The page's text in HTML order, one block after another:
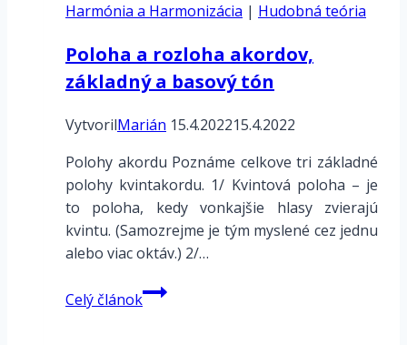
Harmónia a Harmonizácia | Hudobná teória
Poloha a rozloha akordov,
základný a basový tón
VytvorilMarián 15.4.202215.4.2022
Polohy akordu Poznáme celkove tri základné
polohy kvintakordu. 1/ Kvintová poloha – je
to poloha, kedy vonkajšie hlasy zvierajú
kvintu. (Samozrejme je tým myslené cez jednu
alebo viac oktáv.) 2/…
Celý článokPoloha
a